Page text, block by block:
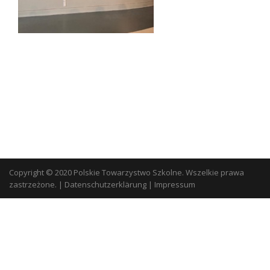
Copyright © 2020 Polskie Towarzystwo Szkolne. Wszelkie prawa
zastrzeżone. | Datenschutzerklärung | Impressum